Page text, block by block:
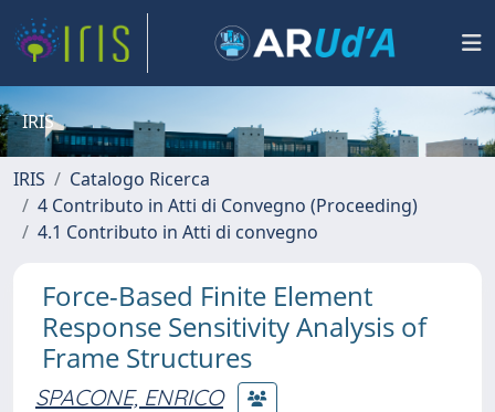
IRIS
IRIS
Catalogo Ricerca
4 Contributo in Atti di Convegno (Proceeding)
4.1 Contributo in Atti di convegno
Force-Based Finite Element
Response Sensitivity Analysis of
Frame Structures
SPACONE, ENRICO